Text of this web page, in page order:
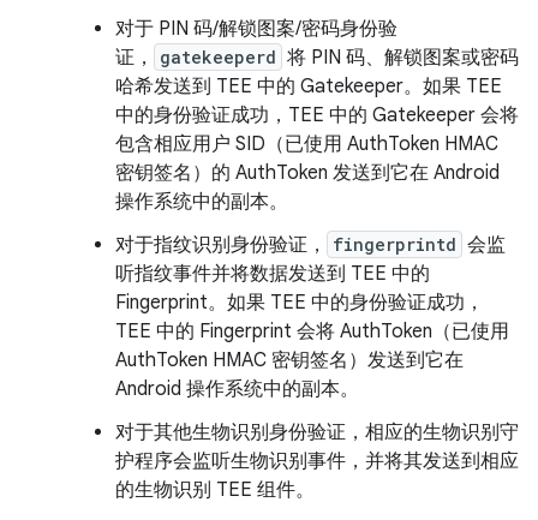
对于 PIN 码/解锁图案/密码身份验
证，
gatekeeperd 将 PIN 码、解锁图案或密码
哈希发送到 TEE 中的 Gatekeeper。如果 TEE
中的身份验证成功，TEE 中的 Gatekeeper 会将
包含相应用户 SID（已使用 AuthToken HMAC
密钥签名）的 AuthToken 发送到它在 Android
操作系统中的副本。
对于指纹识别身份验证，
fingerprintd 会监
听指纹事件并将数据发送到 TEE 中的
Fingerprint。如果 TEE 中的身份验证成功，
TEE 中的 Fingerprint 会将 AuthToken（已使用
AuthToken HMAC 密钥签名）发送到它在
Android 操作系统中的副本。
对于其他生物识别身份验证，相应的生物识别守
护程序会监听生物识别事件，并将其发送到相应
的生物识别 TEE 组件。